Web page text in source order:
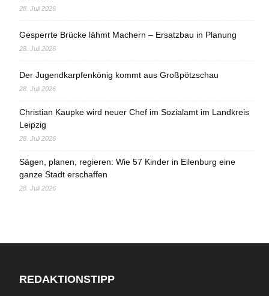
28. Juli 2026
Gesperrte Brücke lähmt Machern – Ersatzbau in Planung
28. Juli 2026
Der Jugendkarpfenkönig kommt aus Großpötzschau
28. Juli 2026
Christian Kaupke wird neuer Chef im Sozialamt im Landkreis
Leipzig
28. Juli 2026
Sägen, planen, regieren: Wie 57 Kinder in Eilenburg eine
ganze Stadt erschaffen
28. Juli 2026
REDAKTIONSTIPP